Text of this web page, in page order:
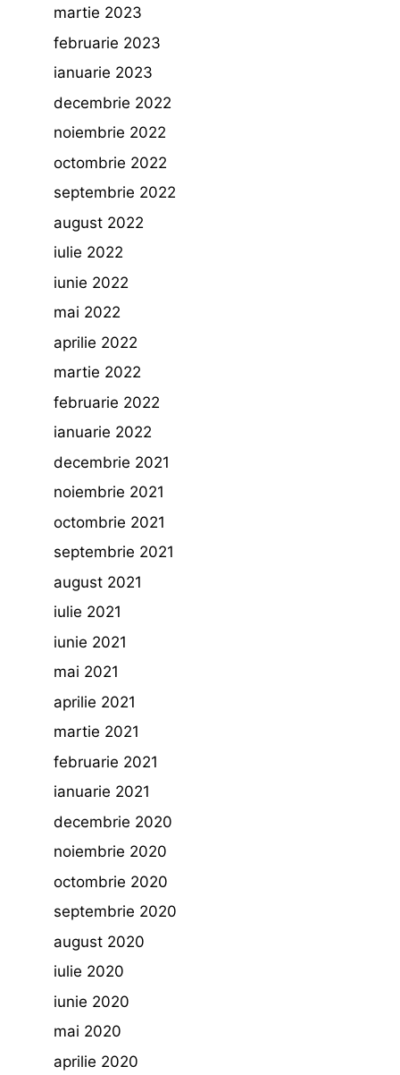
martie 2023
februarie 2023
ianuarie 2023
decembrie 2022
noiembrie 2022
octombrie 2022
septembrie 2022
august 2022
iulie 2022
iunie 2022
mai 2022
aprilie 2022
martie 2022
februarie 2022
ianuarie 2022
decembrie 2021
noiembrie 2021
octombrie 2021
septembrie 2021
august 2021
iulie 2021
iunie 2021
mai 2021
aprilie 2021
martie 2021
februarie 2021
ianuarie 2021
decembrie 2020
noiembrie 2020
octombrie 2020
septembrie 2020
august 2020
iulie 2020
iunie 2020
mai 2020
aprilie 2020